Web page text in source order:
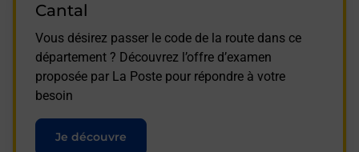
Cantal
Vous désirez passer le code de la route dans ce
département ? Découvrez l’offre d’examen
proposée par La Poste pour répondre à votre
besoin
Je découvre